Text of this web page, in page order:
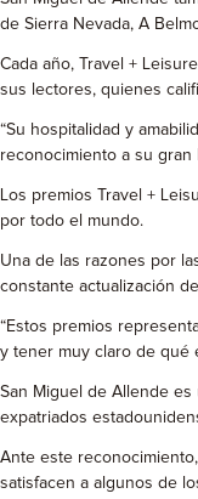
de Sierra Nevada, A
Cada año, Travel +
sus lectores, quienes
“Su hospitalidad y
reconocimiento a su gran
Los premios Travel +
por todo el mundo.
Una de las razones por
constante actualización
“Estos premios
y tener muy claro de qué
San Miguel de Allende
expatriados
Ante este
satisfacen a algunos de